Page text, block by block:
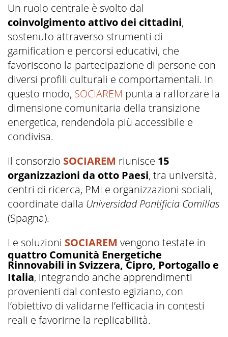
Un ruolo centrale è svolto dal
coinvolgimento attivo dei cittadini,
sostenuto attraverso strumenti di
gamification e percorsi educativi, che
favoriscono la partecipazione di persone con
diversi profili culturali e comportamentali. In
questo modo, SOCIAREM punta a rafforzare la
dimensione comunitaria della transizione
energetica, rendendola più accessibile e
condivisa.
Il consorzio SOCIAREM riunisce 15
organizzazioni da otto Paesi, tra università,
centri di ricerca, PMI e organizzazioni sociali,
coordinate dalla Universidad Pontificia Comillas
(Spagna).
Le soluzioni SOCIAREM vengono testate in
quattro Comunità Energetiche
Rinnovabili in Svizzera, Cipro, Portogallo e
Italia, integrando anche apprendimenti
provenienti dal contesto egiziano, con
l’obiettivo di validarne l’efficacia in contesti
reali e favorirne la replicabilità.